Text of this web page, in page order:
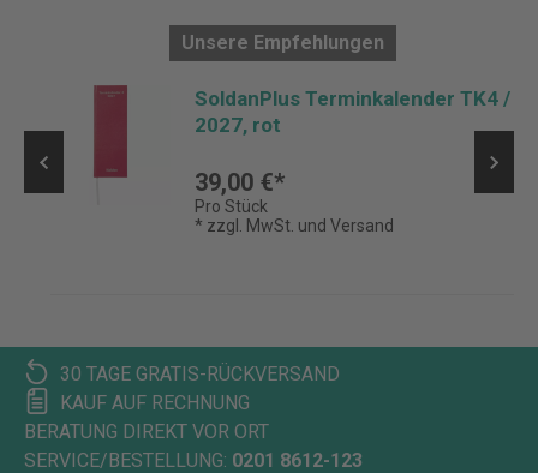
Unsere Empfehlungen
SoldanPlus Terminkalender TK4 /
2027, rot
39,00 €*
Pro Stück
* zzgl. MwSt. und Versand
30 TAGE GRATIS-RÜCKVERSAND
KAUF AUF RECHNUNG
BERATUNG DIREKT VOR ORT
SERVICE/BESTELLUNG: 0201 8612-123